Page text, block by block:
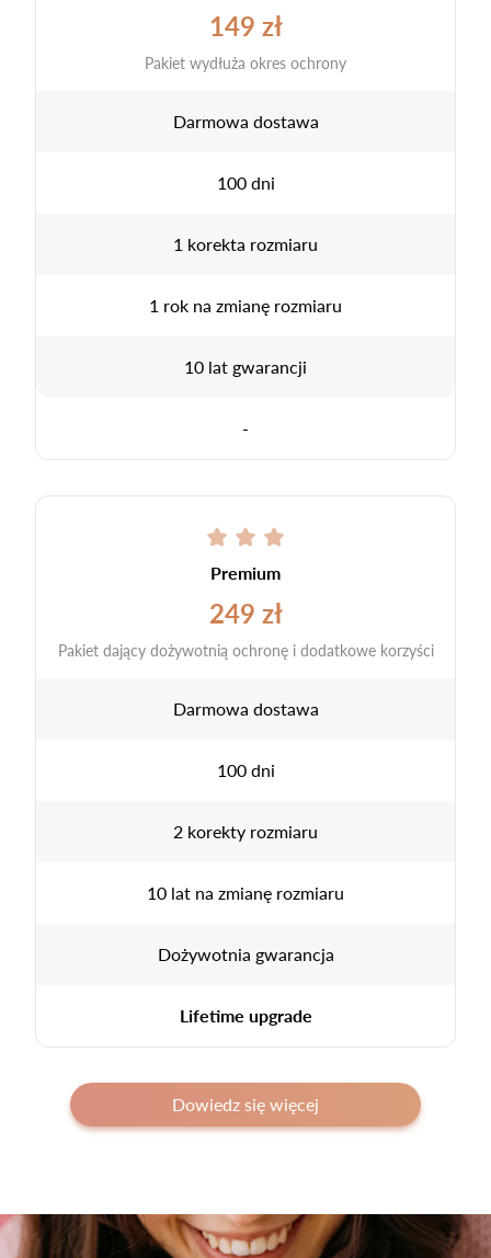
149 zł
Pakiet wydłuża okres ochrony
Darmowa dostawa
100 dni
1 korekta rozmiaru
1 rok na zmianę rozmiaru
10 lat gwarancji
-
Premium
249 zł
Pakiet dający dożywotnią ochronę i dodatkowe korzyści
Darmowa dostawa
100 dni
2 korekty rozmiaru
10 lat na zmianę rozmiaru
Dożywotnia gwarancja
Lifetime upgrade
Dowiedz się więcej